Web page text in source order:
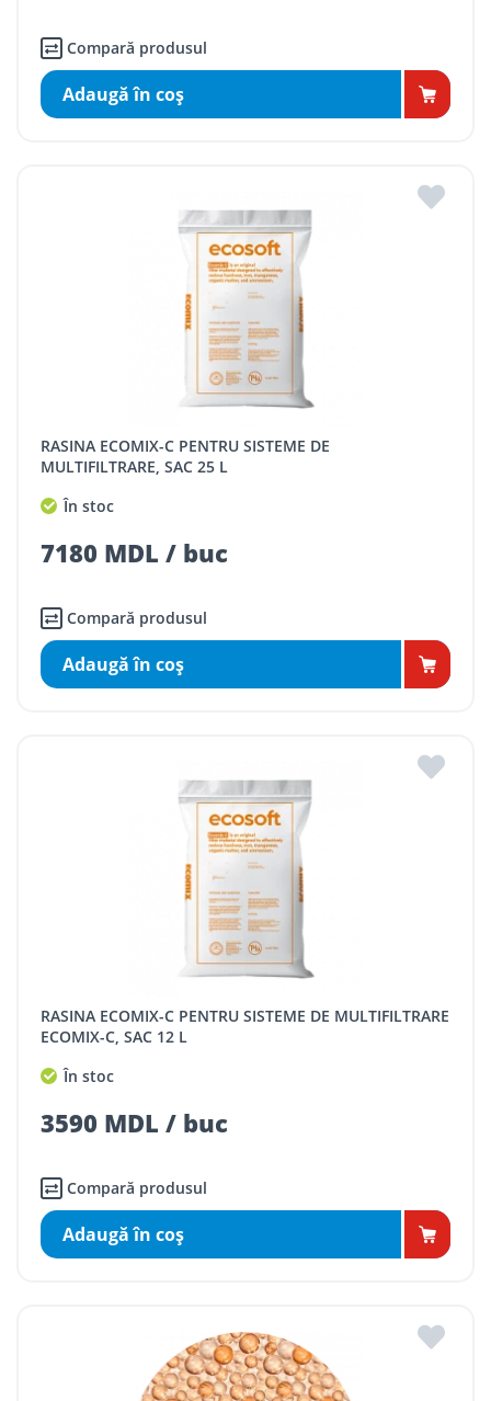
Compară produsul
Adaugă în coş
RASINA ECOMIX-C PENTRU SISTEME DE
MULTIFILTRARE, SAC 25 L
În stoc
7180 MDL / buc
Compară produsul
Adaugă în coş
RASINA ECOMIX-C PENTRU SISTEME DE MULTIFILTRARE
ECOMIX-C, SAC 12 L
În stoc
3590 MDL / buc
Compară produsul
Adaugă în coş